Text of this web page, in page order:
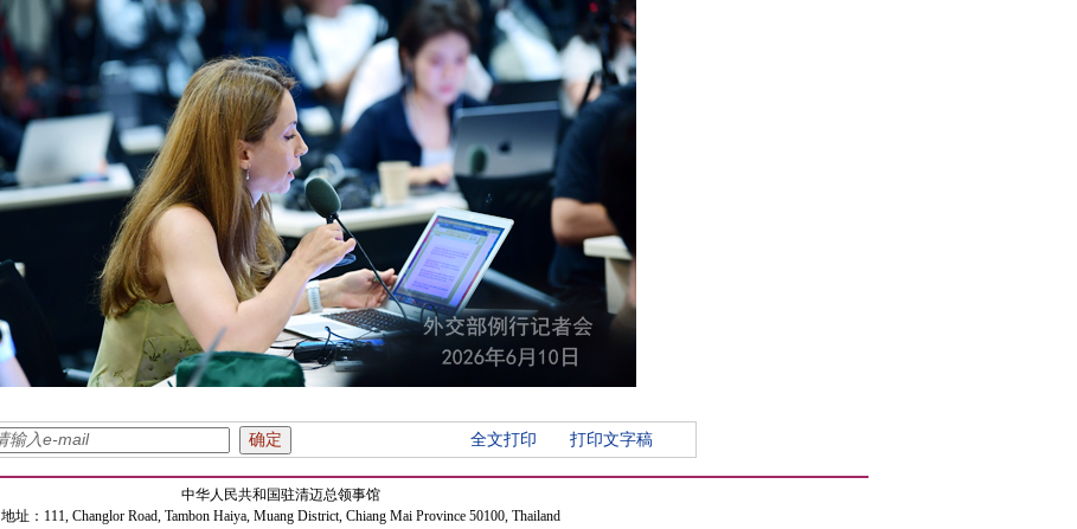
全文打印 打印文字稿
中华人民共和国驻清迈总领事馆
地址：111, Changlor Road, Tambon Haiya, Muang District, Chiang Mai Province 50100, Thailand